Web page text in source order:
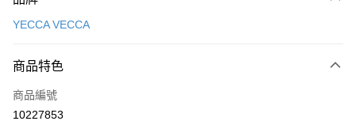
信用卡一次付款
3 期 0 利率 每期
合作金庫商業銀行
上海商業儲蓄銀行
超商取貨付款
LINE Pay
YECCA VECCA
商品特色
商品編號
10227853